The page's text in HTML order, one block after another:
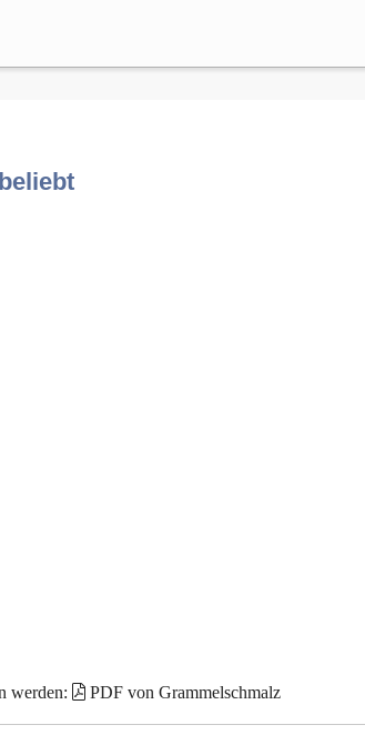
werden: PDF von Grammelschmalz